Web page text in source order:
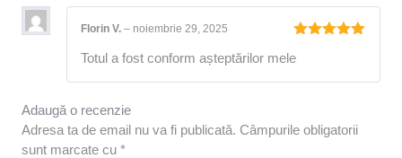
5
Florin V. – noiembrie 29, 2025
Totul a fost conform așteptărilor mele
Adaugă o recenzie
Adresa ta de email nu va fi publicată. Câmpurile obligatorii
sunt marcate cu *